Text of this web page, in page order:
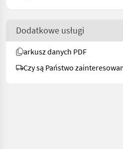
Dodatkowe usługi
arkusz danych PDF
Czy są Państwo